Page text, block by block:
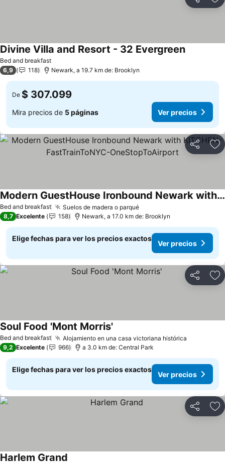
Compartir
Bed and breakfast
Divine Villa and Resort - 32 EvergreenVer
6,9 118 Newark, a 19.7 km de: Brooklyn
De $ 307.099
Mira precios de 5 páginas Ver precios
Compartir
Bed and breakfast Suelos de madera o parquéVer precios
Modern GuestHouse Ironbound Newark with KITCHEN-FastTrainToNYC-OneStopToAirport
Ver precios
8,7 Excelente 158 Newark, a 17.0 km de: Brooklyn
Elige fechas para ver los precios exactos
Ver precios
Compartir
Bed and breakfast Alojamiento en una casa victoriana histórica
Soul Food 'Mont Morris'
9,2 Excelente 966 a 3.0 km de: Central Park
Elige fechas para ver los precios exactos
Ver precios
Compartir
Harlem Grand